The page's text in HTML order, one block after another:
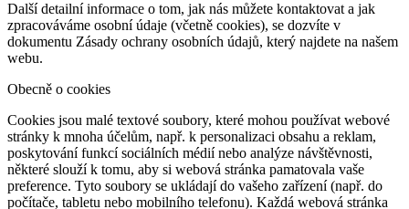
Další detailní informace o tom, jak nás můžete kontaktovat a jak
zpracováváme osobní údaje (včetně cookies), se dozvíte v
dokumentu Zásady ochrany osobních údajů, který najdete na našem
webu.
Obecně o cookies
Cookies jsou malé textové soubory, které mohou používat webové
stránky k mnoha účelům, např. k personalizaci obsahu a reklam,
poskytování funkcí sociálních médií nebo analýze návštěvnosti,
některé slouží k tomu, aby si webová stránka pamatovala vaše
preference. Tyto soubory se ukládají do vašeho zařízení (např. do
počítače, tabletu nebo mobilního telefonu). Každá webová stránka